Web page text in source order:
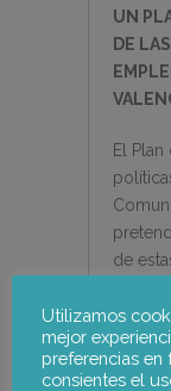
UN
DE
El
de
Utilizamos
mejor
preferencias en
consientes el